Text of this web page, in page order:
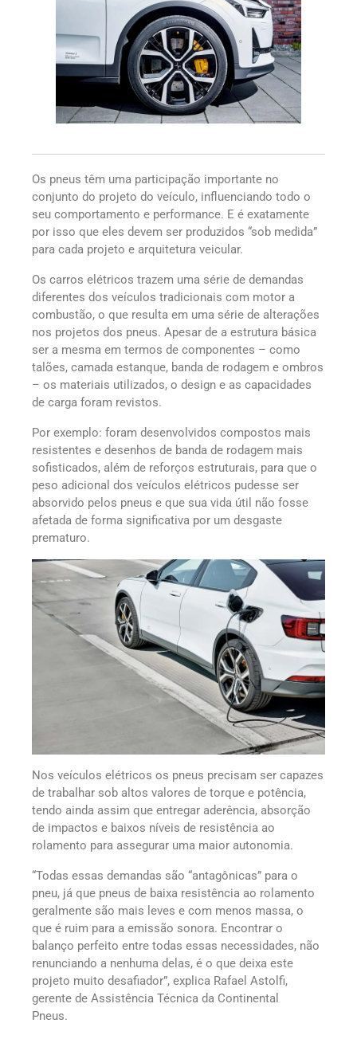
Os pneus têm uma participação importante no
conjunto do projeto do veículo, influenciando todo o
seu comportamento e performance. E é exatamente
por isso que eles devem ser produzidos “sob medida”
para cada projeto e arquitetura veicular.
Os carros elétricos trazem uma série de demandas
diferentes dos veículos tradicionais com motor a
combustão, o que resulta em uma série de alterações
nos projetos dos pneus. Apesar de a estrutura básica
ser a mesma em termos de componentes – como
talões, camada estanque, banda de rodagem e ombros
– os materiais utilizados, o design e as capacidades
de carga foram revistos.
Por exemplo: foram desenvolvidos compostos mais
resistentes e desenhos de banda de rodagem mais
sofisticados, além de reforços estruturais, para que o
peso adicional dos veículos elétricos pudesse ser
absorvido pelos pneus e que sua vida útil não fosse
afetada de forma significativa por um desgaste
prematuro.
Nos veículos elétricos os pneus precisam ser capazes
de trabalhar sob altos valores de torque e potência,
tendo ainda assim que entregar aderência, absorção
de impactos e baixos níveis de resistência ao
rolamento para assegurar uma maior autonomia.
“Todas essas demandas são “antagônicas” para o
pneu, já que pneus de baixa resistência ao rolamento
geralmente são mais leves e com menos massa, o
que é ruim para a emissão sonora. Encontrar o
balanço perfeito entre todas essas necessidades, não
renunciando a nenhuma delas, é o que deixa este
projeto muito desafiador”, explica Rafael Astolfi,
gerente de Assistência Técnica da Continental
Pneus.